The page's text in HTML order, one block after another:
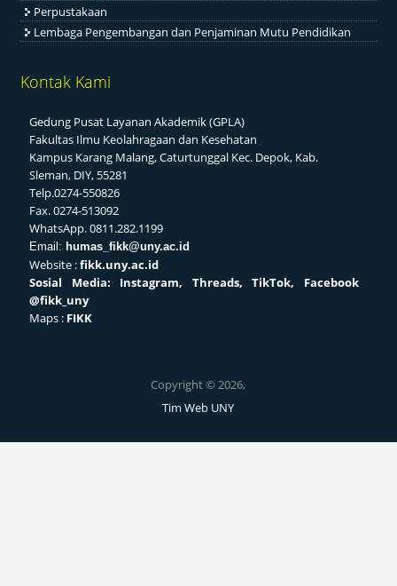
Perpustakaan
Lembaga Pengembangan dan Penjaminan Mutu Pendidikan
Kontak Kami
Gedung Pusat Layanan Akademik (GPLA)
Fakultas Ilmu Keolahragaan dan Kesehatan
Kampus Karang Malang, Caturtunggal Kec. Depok, Kab.
Sleman, DIY, 55281
Telp.0274-550826
Fax. 0274-513092
WhatsApp. 0811.282.1199
Email: humas_fikk@uny.ac.id
Website :fikk.uny.ac.id
Sosial
Media: Instagram, Threads, TikTok, Facebook
@fikk_uny
Maps : FIKK
Copyright © 2026,
Tim Web UNY